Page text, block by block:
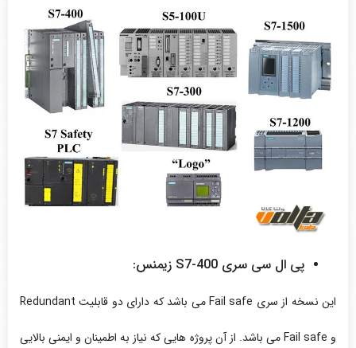
پی ال سی سری S7-400 زیمنس:
این نسخه از سری Fail safe می باشد که دارای دو قابلیت Redundant
و Fail safe می باشد. از آن پروژه هایی که نیاز به اطمینان و ایمنی بالایی